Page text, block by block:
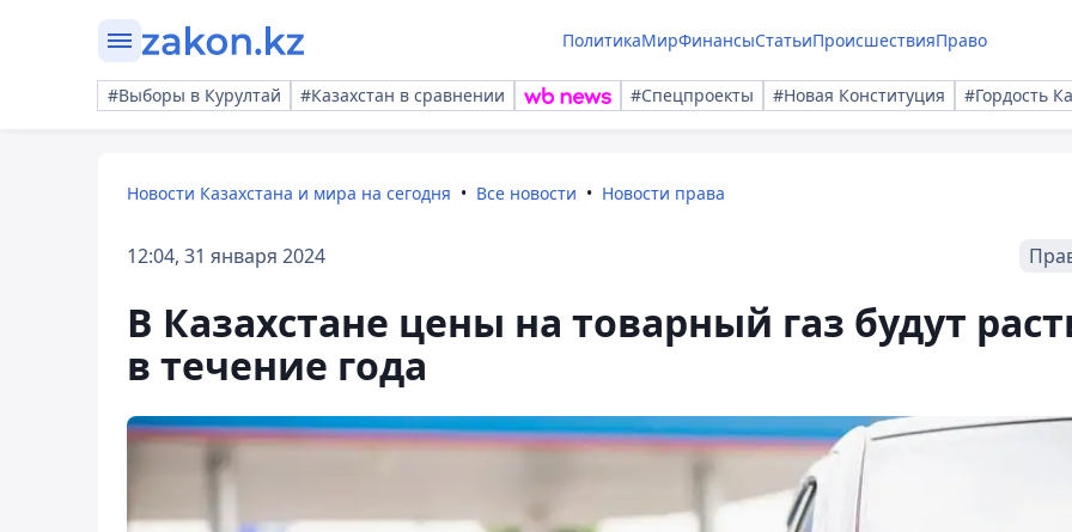
ПолитикаМирФинансыСтатьиПроисшествияПраво
#Выборы в Курултай #Казахстан в сравнении #Спецпроекты #Новая Конституция #Гордость
Новости Казахстана и мира на сегодня Все новости Новости права
12:04, 31 января 2024
В Казахстане цены на товарный газ будут
в течение года